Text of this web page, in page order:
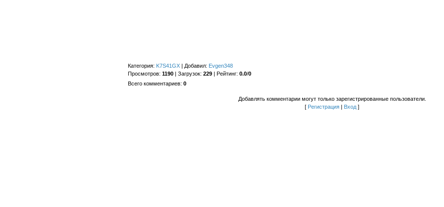
Категория: K7S41GX| Добавил: Evgen348
Просмотров: 1190| Загрузок: 229| Рейтинг: 0.0/0
Всего комментариев: 0
Добавлять комментарии могут только зарегистрированные пользователи.
[ Регистрация Вход ]